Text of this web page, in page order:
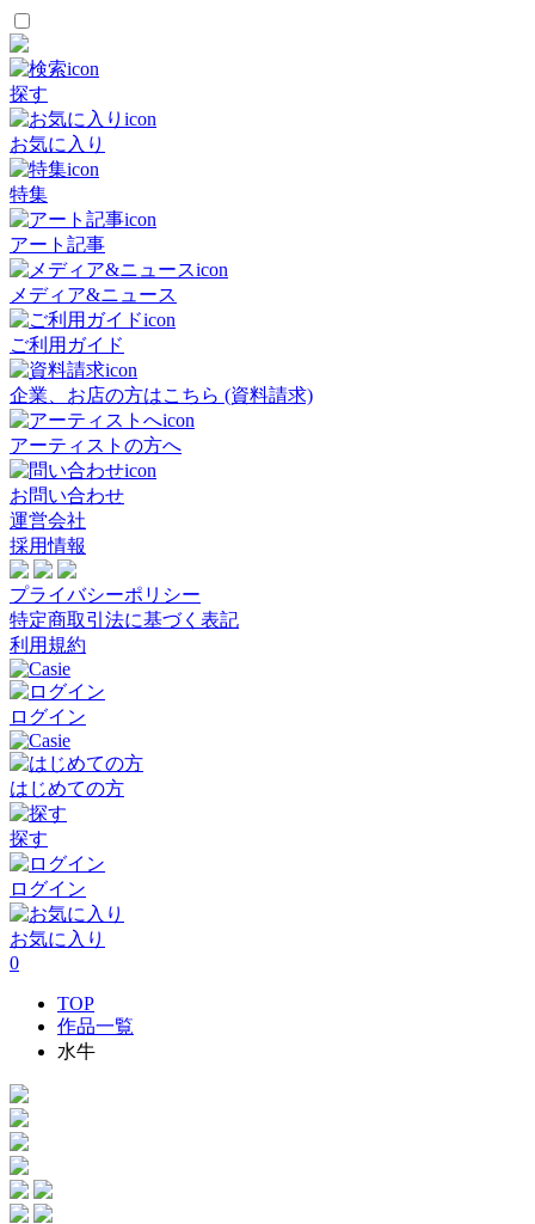
探す
お気に入り
特集
アート記事
メディア&ニュース
ご利用ガイド
企業、お店の方はこちら (資料請求)
アーティストの方へ
お問い合わせ
運営会社
採用情報
プライバシーポリシー
特定商取引法に基づく表記
利用規約
ログイン
はじめての方
探す
ログイン
お気に入り
0
TOP
作品一覧
水牛